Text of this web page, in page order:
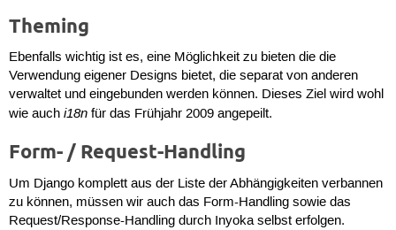
Theming
Ebenfalls wichtig ist es, eine Möglichkeit zu bieten die die
Verwendung eigener Designs bietet, die separat von anderen
verwaltet und eingebunden werden können. Dieses Ziel wird wohl
wie auch i18nfür das Frühjahr 2009 angepeilt.
Form- / Request-Handling
Um Django komplett aus der Liste der Abhängigkeiten verbannen
zu können, müssen wir auch das Form-Handling sowie das
Request/Response-Handling durch Inyoka selbst erfolgen.